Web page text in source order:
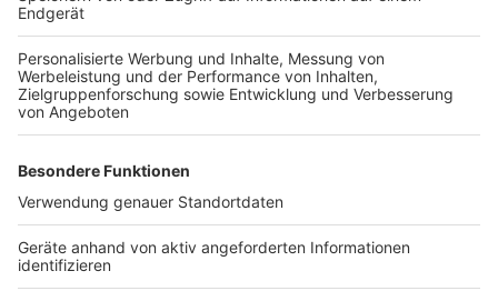
anderem auf dem Neumarkt und der Luxemburger
Straße. Zumindest wird es aber wohl keine
großflächigen Dieselfahrverbote in Köln geben. Damit
sei zumindest der Super-Gau für Dieselfahrer
abgewendet, heißt es vom ADAC. Allerdings
befürchtet der Automobilclub, dass durch die
Ausweichverkehr auf Straßen entsteht, die dafür nicht
ausgelegt sind.